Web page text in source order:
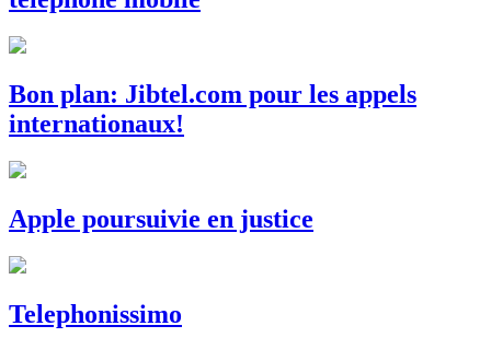
Bon plan: Jibtel.com pour les appels
internationaux!
Apple poursuivie en justice
Telephonissimo